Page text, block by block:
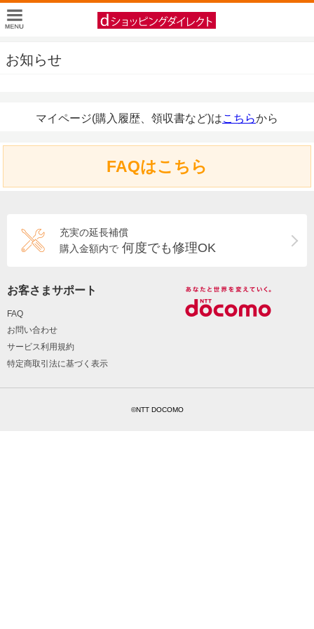
お知らせ
マイページ(購入履歴、領収書など)はこちらから
FAQはこちら
充実の延長補償
購入金額内で 何度でも修理OK
お客さまサポート
FAQ
お問い合わせ
サービス利用規約
特定商取引法に基づく表示
©NTT DOCOMO